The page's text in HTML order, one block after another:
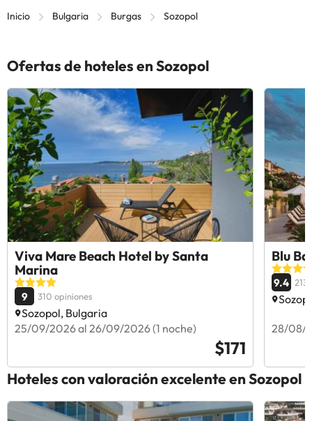
Inicio Bulgaria Burgas Sozopol
Ofertas de hoteles en Sozopol
Viva Mare Beach Hotel by Santa
Marina
9 310 opiniones
Sozopol, Bulgaria
25/09/2026 al 26/09/2026 (1 noche)
$171
Blu
9.4 213
28/08/
Hoteles con valoración excelente en Sozopol